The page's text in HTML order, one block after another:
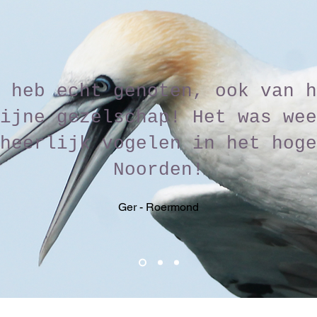
echt genoten, ook van
gezelschap! Het was
heerlijk vogelen in het hoge
Noorden!
Ger - Roermond